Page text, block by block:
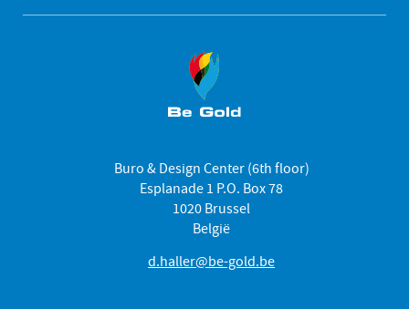
Buro & Design Center (6th floor)
Esplanade 1 P.O. Box 78
1020 Brussel
België
d.haller@be-gold.be